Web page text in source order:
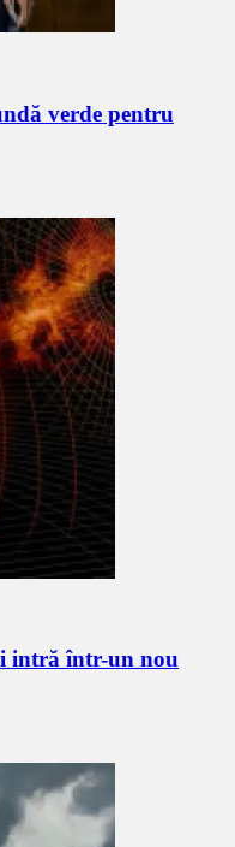
verde pentru
intră într-un nou